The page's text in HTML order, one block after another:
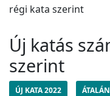
régi kata szerint
Új katás
szerint
ÚJ KATA 2022